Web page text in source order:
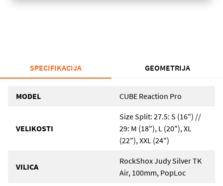
SPECIFIKACIJA GEOMETRIJA
MODEL CUBE Reaction Pro
VELIKOSTI
Size Split: 27.5: S (16") //
29: M (18"), L (20"), XL
(22"), XXL (24")
VILICA
RockShox Judy Silver TK
Air, 100mm, PopLoc